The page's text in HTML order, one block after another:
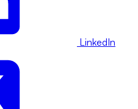
LinkedIn